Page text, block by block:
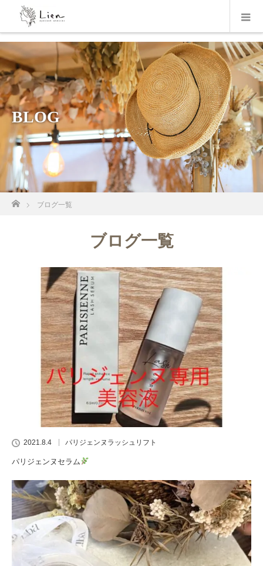
BLOG
ブログ一覧
ブログ一覧
2021.8.4 パリジェンヌラッシュリフト
パリジェンヌセラム